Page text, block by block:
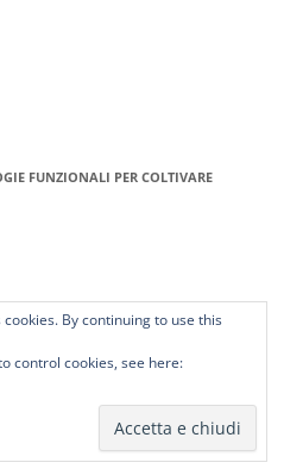
FUNZIONALI PER COLTIVARE
By continuing to use this
control cookies, see here: